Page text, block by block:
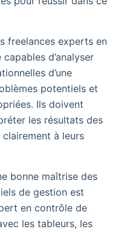
freelances experts en
d’analyser
d’une
potentiels et
Ils doivent
les résultats des
à leurs
bonne maîtrise des
de gestion est
en contrôle de
les tableurs, les